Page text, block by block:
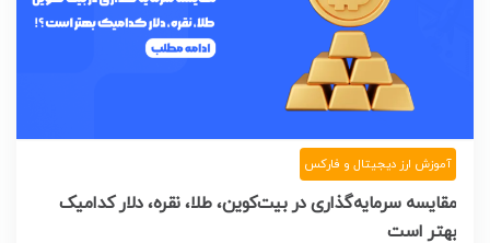
آموزش ارز دیجیتال و فارکس
مقایسه سرمایه‌گذاری در بیت‌کوین، طلا، نقره، دلار کدامیک
بهتر است